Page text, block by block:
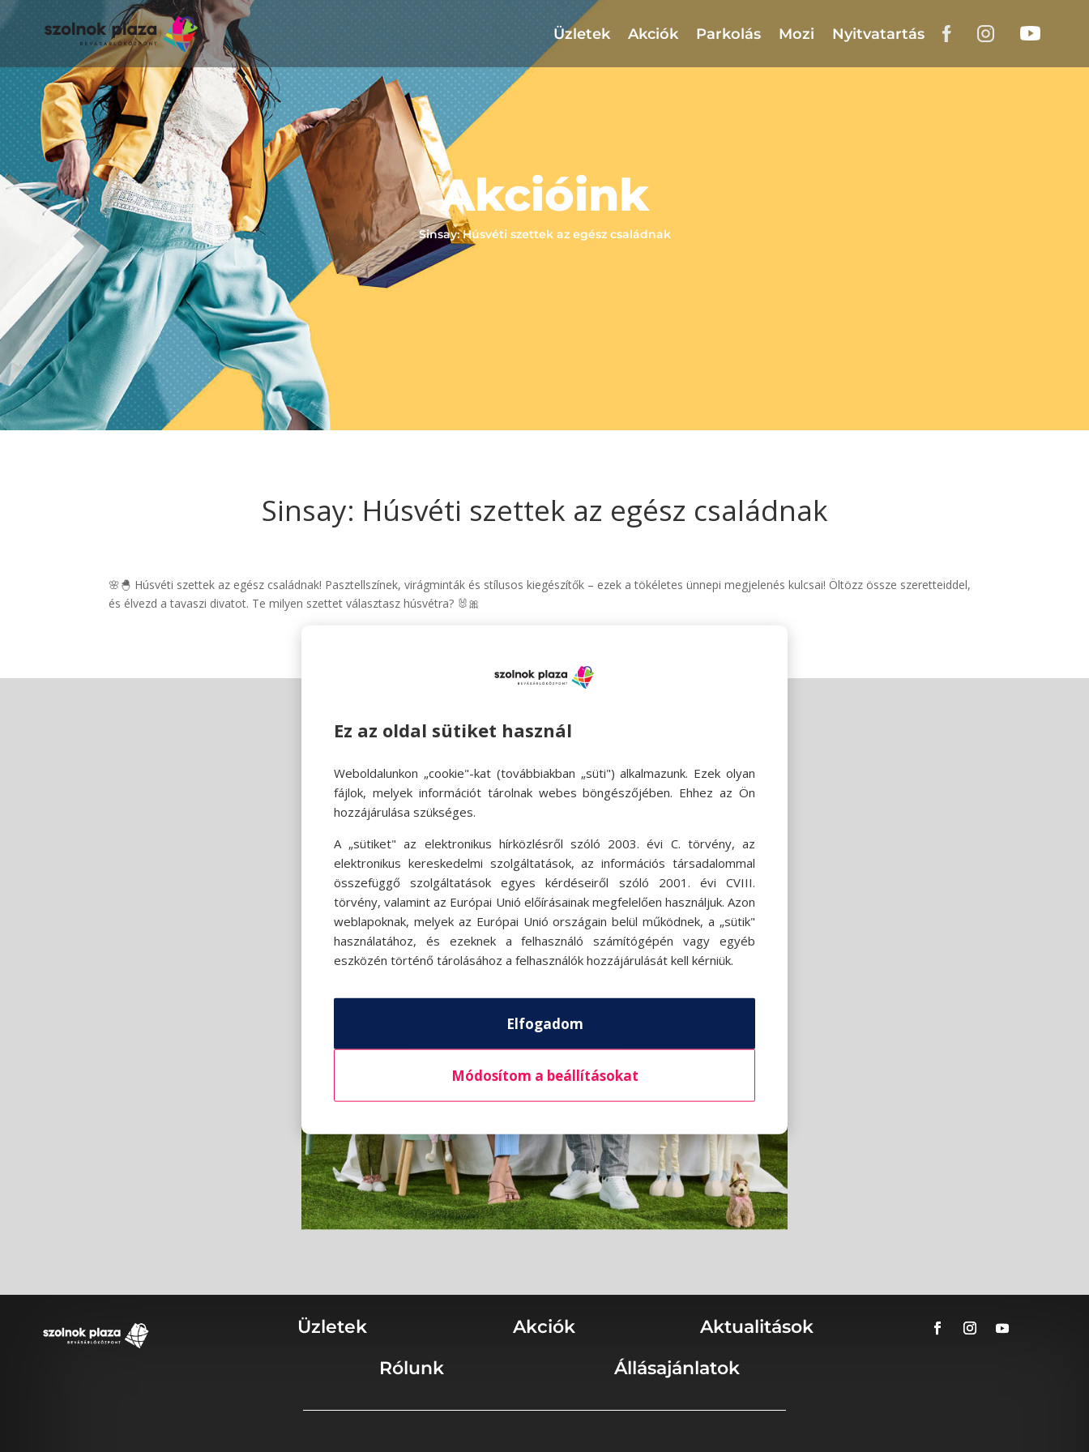
Üzletek Akciók Parkolás Mozi Nyitvatartás
Akcióink
Sinsay: Húsvéti szettek az egész családnak
Sinsay: Húsvéti szettek az egész családnak
🌸🐣 Húsvéti szettek az egész családnak! Pasztellszínek, virágminták és stílusos kiegészítők – ezek a tökéletes ünnepi megjelenés kulcsai! Öltözz össze szeretteiddel,
és élvezd a tavaszi divatot. Te milyen szettet választasz húsvétra? 🐰🎀
Üzletek Akciók
Aktualitások
Rólunk
Állásajánlatok
Ez az oldal sütiket használ
Weboldalunkon „cookie"-kat (továbbiakban „süti") alkalmazunk. Ezek olyan
fájlok, melyek információt tárolnak webes böngészőjében. Ehhez az Ön
hozzájárulása szükséges.
A „sütiket" az elektronikus hírközlésről szóló 2003. évi C. törvény, az
elektronikus kereskedelmi szolgáltatások, az információs társadalommal
összefüggő szolgáltatások egyes kérdéseiről szóló 2001. évi CVIII.
törvény, valamint az Európai Unió előírásainak megfelelően használjuk. Azon
weblapoknak, melyek az Európai Unió országain belül működnek, a „sütik"
használatához, és ezeknek a felhasználó számítógépén vagy egyéb
eszközén történő tárolásához a felhasználók hozzájárulását kell kérniük.
Elfogadom
Módosítom a beállításokat